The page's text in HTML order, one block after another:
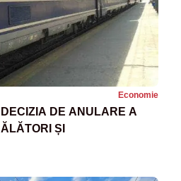
Economie
DE ANULARE A
ȘI